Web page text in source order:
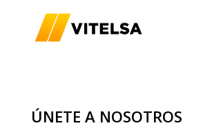
ÚNETE A NOSOTROS